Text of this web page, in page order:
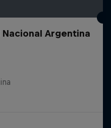
Nacional Argentina